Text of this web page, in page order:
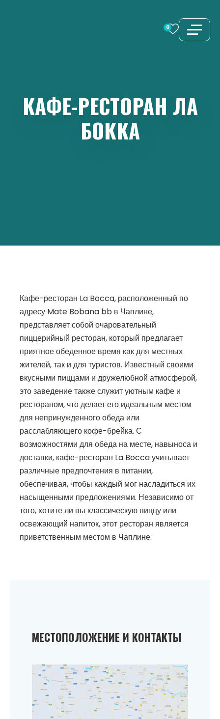
0
КАФЕ-РЕСТОРАН ЛА
БОККА
Кафе-ресторан La Bocca, расположенный по
адресу Mate Bobana bb в Чаплине,
представляет собой очаровательный
пиццерийный ресторан, который предлагает
приятное обеденное время как для местных
жителей, так и для туристов. Известный своими
вкусными пиццами и дружелюбной атмосферой,
это заведение также служит уютным кафе и
рестораном, что делает его идеальным местом
для непринужденного обеда или
расслабляющего кофе-брейка. С
возможностями для обеда на месте, навыноса и
доставки, кафе-ресторан La Bocca учитывает
различные предпочтения в питании,
обеспечивая, чтобы каждый мог насладиться их
насыщенными предложениями. Независимо от
того, хотите ли вы классическую пиццу или
освежающий напиток, этот ресторан является
приветственным местом в Чаплине.
МЕСТОПОЛОЖЕНИЕ И КОНТАКТЫ